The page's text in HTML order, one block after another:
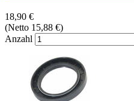
18,90 €
(Netto 15,88 €)
Anzahl